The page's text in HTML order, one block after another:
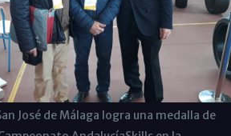
José de Málaga logra una medalla de